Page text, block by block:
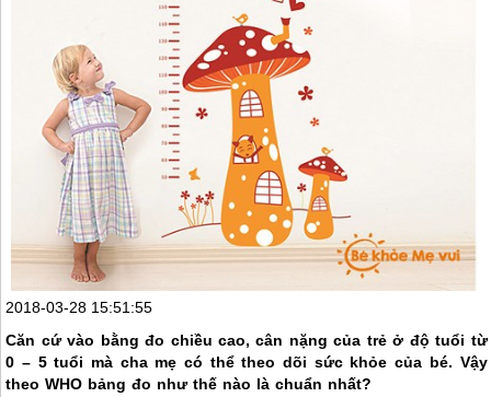
2018-03-28 15:51:55
Căn cứ vào bằng đo chiều cao, cân nặng của trẻ ở độ tuổi từ
0 – 5 tuổi mà cha mẹ có thể theo dõi sức khỏe của bé. Vậy
theo WHO bảng đo như thế nào là chuẩn nhất?